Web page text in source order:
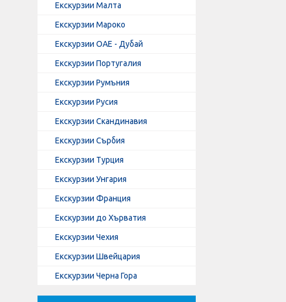
Екскурзии Малта
Екскурзии Мароко
Екскурзии ОАЕ - Дубай
Екскурзии Португалия
Екскурзии Румъния
Екскурзии Русия
Екскурзии Скандинавия
Екскурзии Сърбия
Екскурзии Турция
Екскурзии Унгария
Екскурзии Франция
Екскурзии до Хърватия
Екскурзии Чехия
Екскурзии Швейцария
Екскурзии Черна Гора